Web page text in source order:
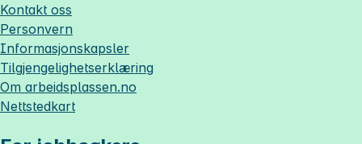
Kontakt oss
Personvern
Informasjonskapsler
Tilgjengelighetserklæring
Om arbeidsplassen.no
Nettstedkart